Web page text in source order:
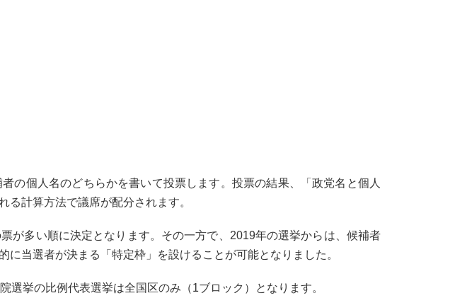
個人名のどちらかを書いて投票します。投票の結果、「政党名と個人
計算方法で議席が配分されます。
多い順に決定となります。その一方で、2019年の選挙からは、候補者
当選者が決まる「特定枠」を設けることが可能となりました。
挙の比例代表選挙は全国区のみ（1ブロック）となります。